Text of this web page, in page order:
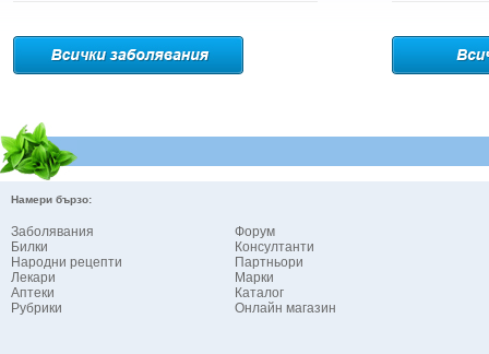
Намери бързо:
Заболявания
Билки
Народни рецепти
Лекари
Аптеки
Рубрики
Форум
Консултанти
Партньори
Марки
Каталог
Онлайн магазин